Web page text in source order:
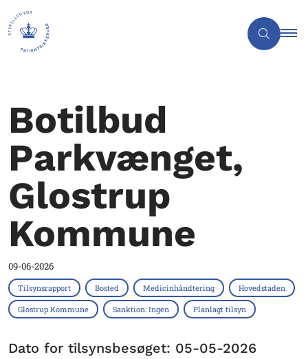
Botilbud
Parkvænget,
Glostrup
Kommune
09-06-2026
Tilsynsrapport Bosted Medicinhåndtering Hovedstaden
Glostrup Kommune Sanktion: Ingen Planlagt tilsyn
Dato for tilsynsbesøget: 05-05-2026